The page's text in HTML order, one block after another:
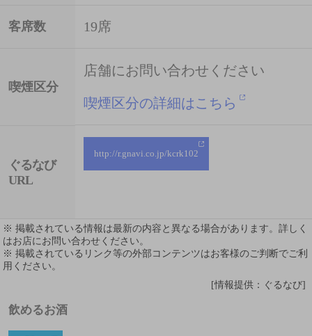
客席数 19席
喫煙区分
店舗にお問い合わせください
喫煙区分の詳細はこちら
ぐるなび
URL
http://r.gnavi.co.jp/kcrk102
※ 掲載されている情報は最新の内容と異なる場合があります。詳しく
はお店にお問い合わせください。
※ 掲載されているリンク等の外部コンテンツはお客様のご判断でご利
用ください。
[情報提供：ぐるなび]
飲めるお酒